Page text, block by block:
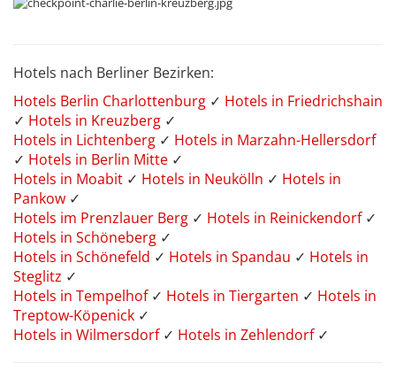
Hotels nach Berliner Bezirken:
Hotels Berlin Charlottenburg ✓ Hotels in Friedrichshain
✓ Hotels in Kreuzberg ✓
Hotels in Lichtenberg ✓ Hotels in Marzahn-Hellersdorf
✓ Hotels in Berlin Mitte ✓
Hotels in Moabit ✓ Hotels in Neukölln ✓ Hotels in
Pankow ✓
Hotels im Prenzlauer Berg ✓ Hotels in Reinickendorf ✓
Hotels in Schöneberg ✓
Hotels in Schönefeld ✓ Hotels in Spandau ✓ Hotels in
Steglitz ✓
Hotels in Tempelhof ✓ Hotels in Tiergarten ✓ Hotels in
Treptow-Köpenick ✓
Hotels in Wilmersdorf ✓ Hotels in Zehlendorf✓